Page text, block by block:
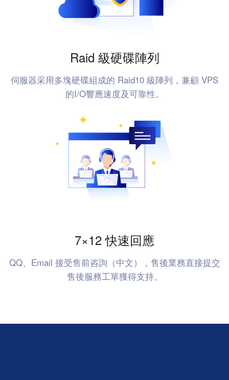
Raid 級硬碟陣列
伺服器采用多塊硬碟組成的 Raid10 級陣列，兼顧 VPS
的I/O響應速度及可靠性。
7×12 快速回應
QQ、Email 接受售前咨詢（中文），售後業務直接提交
售後服務工單獲得支持。